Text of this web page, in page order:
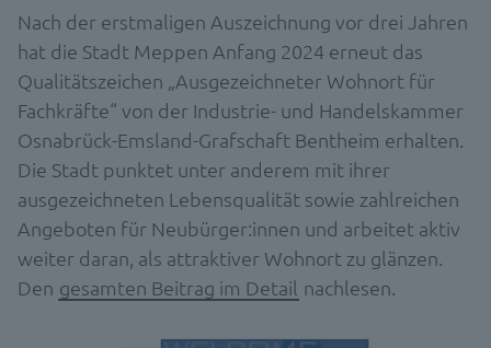
Nach der erstmaligen Auszeichnung vor drei Jahren
hat die Stadt Meppen Anfang 2024 erneut das
Qualitätszeichen „Ausgezeichneter Wohnort für
Fachkräfte“ von der Industrie- und Handelskammer
Osnabrück-Emsland-Grafschaft Bentheim erhalten.
Die Stadt punktet unter anderem mit ihrer
ausgezeichneten Lebensqualität sowie zahlreichen
Angeboten für Neubürger:innen und arbeitet aktiv
weiter daran, als attraktiver Wohnort zu glänzen.
Den gesamten Beitrag im Detail nachlesen.